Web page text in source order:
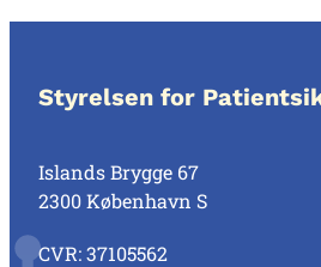
Styrelsen for
Islands Brygge 67
2300 København S
CVR: 37105562